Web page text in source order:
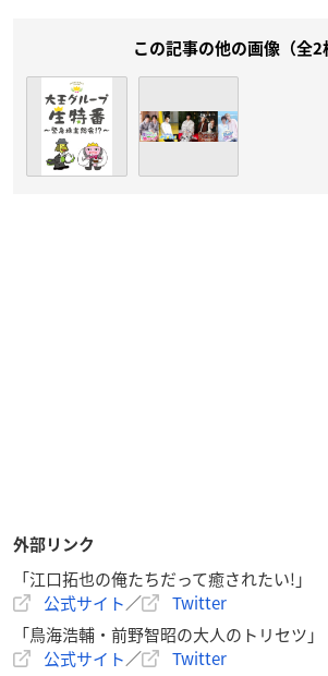
この記事の他の画像（全2
外部リンク
「江口拓也の俺たちだって癒されたい!」
公式サイト／
Twitter
「鳥海浩輔・前野智昭の大人のトリセツ」
公式サイト／ Twitter